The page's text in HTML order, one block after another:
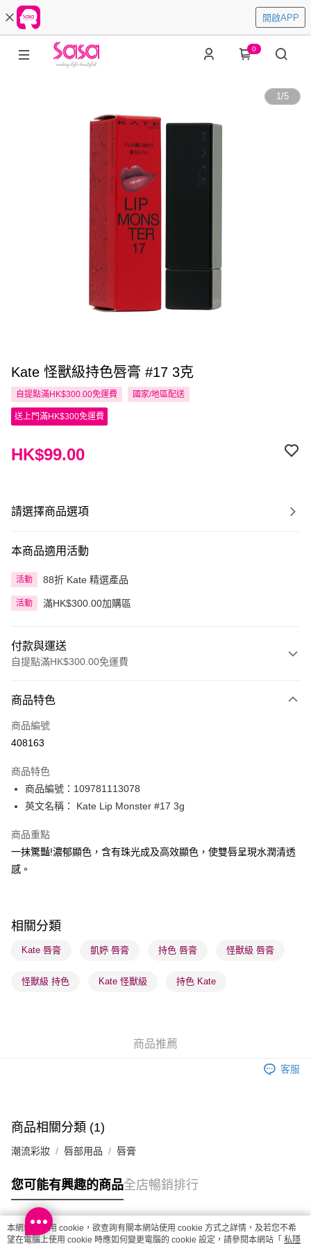
開啟APP
0
1/5
Kate 怪獸級持色唇膏 #17 3克
自提點滿HK$300.00免運費 國家/地區配送
送上門滿HK$300免運費
HK$99.00
請選擇商品選項
本商品適用活動
活動 88折 Kate 精選產品
活動 滿HK$300.00加購區
付款與運送
自提點滿HK$300.00免運費
信用卡
Apple Pay
PayMe
WeChat Pay
BoC Pay
送貨方式
每筆HK$65.00，滿HK$300.00或以上免運費
確認發貨後1-3 工作天送達，訂單將隨機分配至SF順豐速運或京東
(香港門市) 只顯示可選門市。確認發貨後2-5個工作天到店，3天內
取。逾期會取消訂單，並不會安排重寄
商品特色
商品編號
408163
商品特色
商品編號：109781113078
英文名稱： Kate Lip Monster #17 3g
商品重點
一抹驚豔!濃郁顯色，含有珠光成及高效顯色，使雙唇呈現水潤清透
感。
相關分類
Kate 唇膏 凱婷 唇膏 持色 唇膏 怪獸級 唇膏
怪獸級 持色 Kate 怪獸級 持色 Kate
商品推薦
客服
商品相關分類 (1)
潮流彩妝 唇部用品 唇膏
您可能有興趣的商品全店暢銷排行
熱門標籤
本網站中使用 cookie，欲查詢有關本網站使用 cookie 方式之詳情，及若您不希
望在電腦上使用 cookie 時應如何變更電腦的 cookie 設定，請參閱本網站「 私隱